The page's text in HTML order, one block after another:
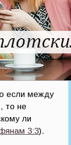
если между
то не
ли
3:3).